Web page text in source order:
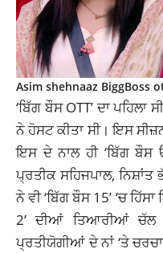
Asim shehnaaz BiggBoss
‘ਬਿੱਗ ਬੌਸ OTT’ ਦਾ
ਨੇ ਹੋਸਟ ਕੀਤਾ ਸੀ। ਇਸ
ਇਸ ਦੇ ਨਾਲ ਹੀ ‘ਬਿੱਗ ਬੌਸ
ਪ੍ਰਤੀਕ ਸਹਿਜਪਾਲ,
ਨੇ ਵੀ ‘ਬਿੱਗ ਬੌਸ 15’ ‘ਚ
2’ ਦੀਆਂ ਤਿਆਰੀਆਂ
ਪ੍ਰਤੀਯੋਗੀਆਂ ਦੇ ਨਾਂ ‘ਤੇ